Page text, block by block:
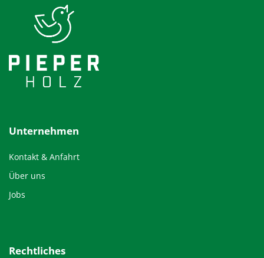
Unternehmen
Kontakt & Anfahrt
Über uns
Jobs
Rechtliches